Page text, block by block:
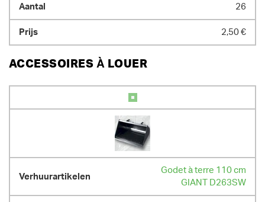
26
2,50 €
ACCESSOIRES À LOUER
Godet à terre 110 cm
GIANT D263SW